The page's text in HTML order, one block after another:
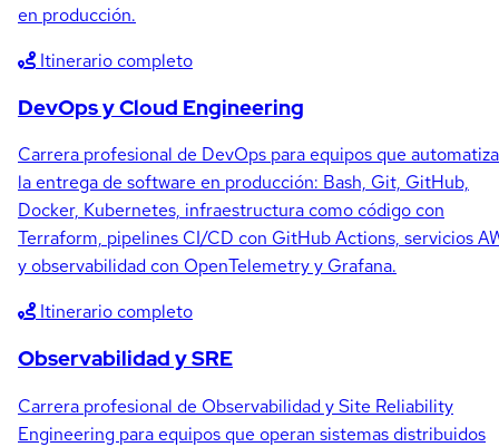
en producción.
Itinerario completo
DevOps y Cloud Engineering
Carrera profesional de DevOps para equipos que
la entrega de software en producción: Bash, Git, GitHub,
Docker, Kubernetes, infraestructura como código con
Terraform, pipelines CI/CD con GitHub Actions, servicios
y observabilidad con OpenTelemetry y Grafana.
Itinerario completo
Observabilidad y SRE
Carrera profesional de Observabilidad y Site Reliability
Engineering para equipos que operan sistemas distribuidos